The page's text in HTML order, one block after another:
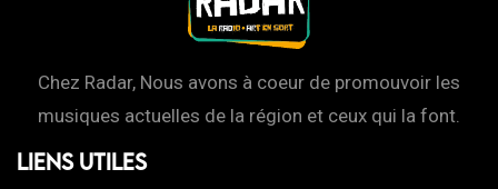
Chez Radar, Nous avons à coeur de promouvoir les
musiques actuelles de la région et ceux qui la font.
Liens Utiles